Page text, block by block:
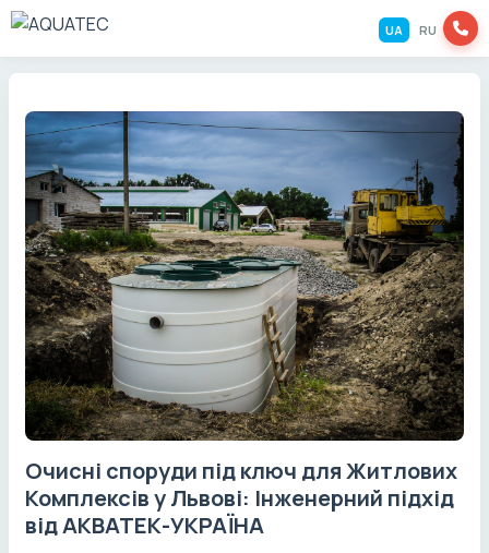
UA RU
Очисні споруди під ключ для Житлових
Комплексів у Львові: Інженерний підхід
від АКВАТЕК-УКРАЇНА